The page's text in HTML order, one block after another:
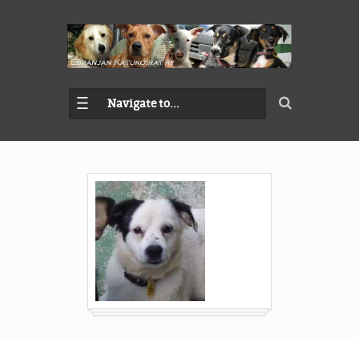
Navigate to...